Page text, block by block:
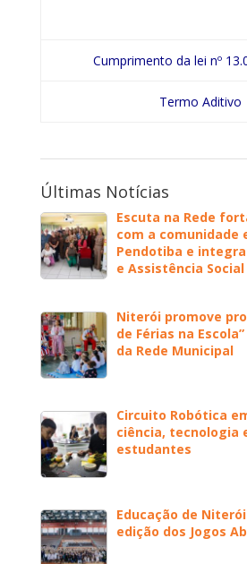
Cumprimento da lei nº
Termo Aditivo
Últimas Notícias
Escuta na Rede
com a comunidade
Pendotiba e integra
e Assistência Social
Niterói promove
de Férias na
da Rede Municipal
Circuito Robótica
ciência, tecnologia
estudantes
Educação de
edição dos Jogos